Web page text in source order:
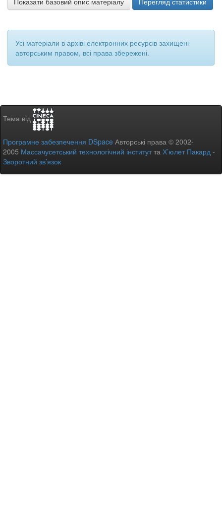
Усі матеріали в архіві електронних ресурсів захищені
авторським правом, всі права збережені.
Тема від
Програмне забезпечення DSpace Авторські права © 2002-
2005 Массачусетський технологічний інститутта Х’юлет Пакард -
Зворотний зв’язок